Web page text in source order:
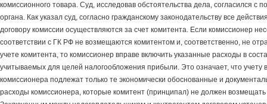
комиссионного товара. Суд, исследовав обстоятельства дела, согласился с
органа. Как указал суд, согласно гражданскому законодательству все
договору комиссии осуществляются за счет комитента. Если комиссионер
соответствии с ГК РФ не возмещаются комитентом и, соответственно, не
учете комитента, то комиссионер вправе включить указанные расходы в
учитываемых для целей налогообложения прибыли. Это означает, что учету
комиссионера подлежат только те экономически обоснованные и
расходы комиссионера, которые комитент (принципал) не должен возмещать